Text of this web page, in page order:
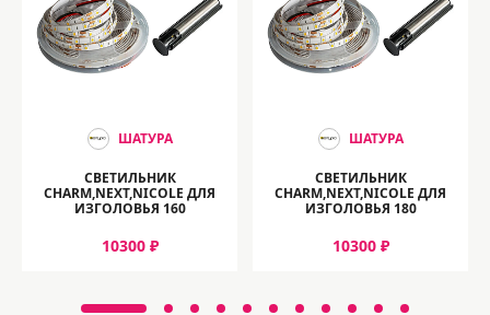
ШАТУРА
СВЕТИЛЬНИК
CHARM,NEXT,NICOLE ДЛЯ
ИЗГОЛОВЬЯ 160
10300 ₽
ШАТУРА
СВЕТИЛЬНИК
CHARM,NEXT,NICOLE ДЛЯ
ИЗГОЛОВЬЯ 180
10300 ₽